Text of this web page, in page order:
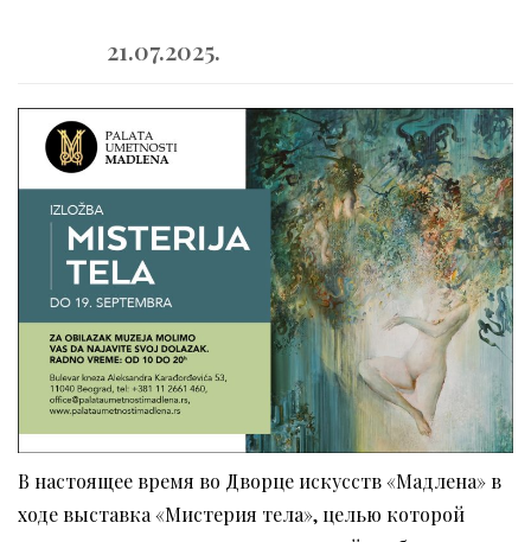
21.07.2025.
В настоящее время во Дворце искусств «Мадлена» в
ходе выставка «Мистерия тела», целью которой